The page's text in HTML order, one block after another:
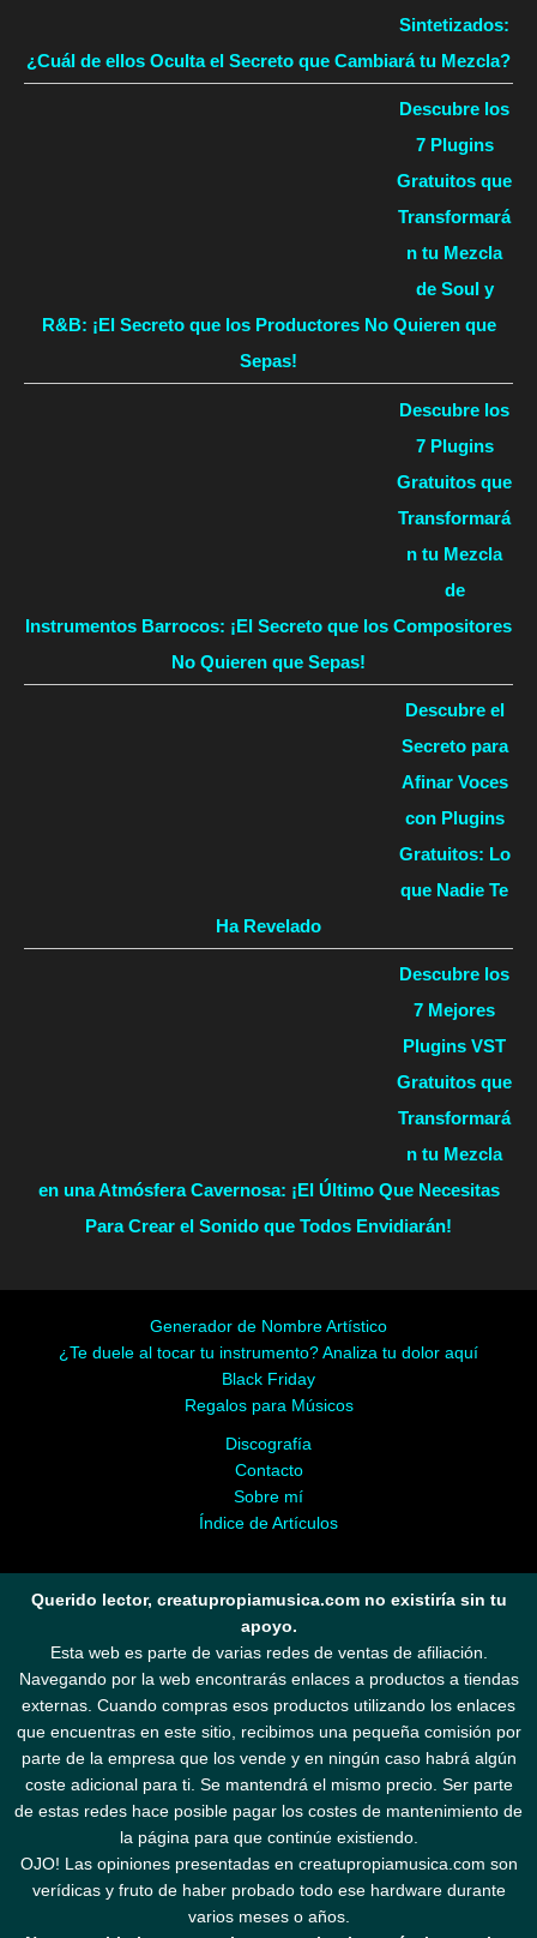
Sintetizados:
¿Cuál de ellos Oculta el Secreto que Cambiará tu Mezcla?
Descubre los
7 Plugins
Gratuitos que
Transformará
n tu Mezcla
de Soul y
R&B: ¡El Secreto que los Productores No Quieren que
Sepas!
Descubre los
7 Plugins
Gratuitos que
Transformará
n tu Mezcla
de
Instrumentos Barrocos: ¡El Secreto que los Compositores
No Quieren que Sepas!
Descubre el
Secreto para
Afinar Voces
con Plugins
Gratuitos: Lo
que Nadie Te
Ha Revelado
Descubre los
7 Mejores
Plugins VST
Gratuitos que
Transformará
n tu Mezcla
en una Atmósfera Cavernosa: ¡El Último Que Necesitas
Para Crear el Sonido que Todos Envidiarán!
Generador de Nombre Artístico
¿Te duele al tocar tu instrumento? Analiza tu dolor aquí
Black Friday
Regalos para Músicos
Discografía
Contacto
Sobre mí
Índice de Artículos
Querido lector, creatupropiamusica.com no existiría sin tu
apoyo.
Esta web es parte de varias redes de ventas de afiliación.
Navegando por la web encontrarás enlaces a productos a tiendas
externas. Cuando compras esos productos utilizando los enlaces
que encuentras en este sitio, recibimos una pequeña comisión por
parte de la empresa que los vende y en ningún caso habrá algún
coste adicional para ti. Se mantendrá el mismo precio. Ser parte
de estas redes hace posible pagar los costes de mantenimiento de
la página para que continúe existiendo.
OJO! Las opiniones presentadas en creatupropiamusica.com son
verídicas y fruto de haber probado todo ese hardware durante
varios meses o años.